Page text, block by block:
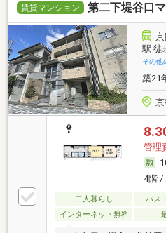
賃貸マンション 第二下堤谷口
駅 徒
その他
築21
管理
4階 /
二人暮らし バス
インターネット無料